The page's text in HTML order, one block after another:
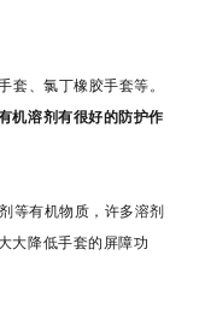
套、氯丁橡胶手套等。
机溶剂有很好的防护作
等有机物质，许多溶剂
大降低手套的屏障功